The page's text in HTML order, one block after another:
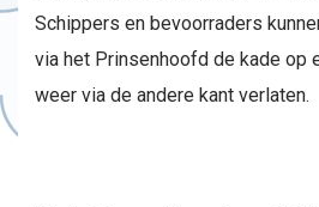
Schippers en bevoorraders
via het Prinsenhoofd de kade op
weer via de andere kant verlaten.